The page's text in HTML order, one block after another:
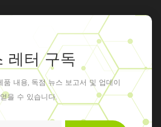
레터 구독
내용, 독점 뉴스 보고서 및 업데이
을 수 있습니다.